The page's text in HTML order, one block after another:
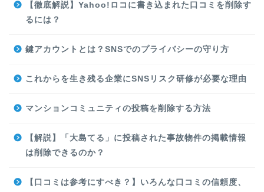
【徹底解説】Yahoo!ロコに書き込まれた口コミを削除す
るには？
鍵アカウントとは？SNSでのプライバシーの守り方
これからを生き残る企業にSNSリスク研修が必要な理由
マンションコミュニティの投稿を削除する方法
【解説】「大島てる」に投稿された事故物件の掲載情報
は削除できるのか？
【口コミは参考にすべき？】いろんな口コミの信頼度、